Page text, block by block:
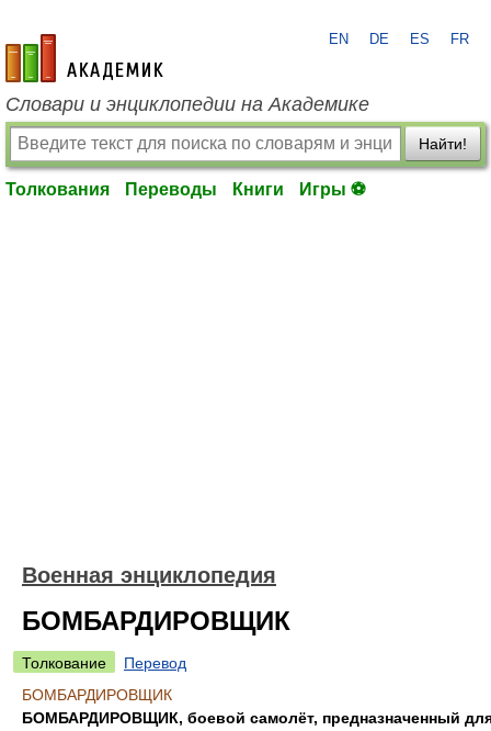
academic.ru
EN DE ES FR
Словари и энциклопедии на Академике
Найти!
Толкования Переводы Книги Игры ⚽
Военная энциклопедия
БОМБАРДИРОВЩИК
Толкование
Перевод
БОМБАРДИРОВЩИК
БОМБАРДИРОВЩИК, боевой самолёт, предназначенный